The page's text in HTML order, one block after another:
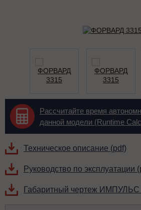
Рассчитайте время
данной модели (Runtime
Техническое описание (pdf)
Руководство по эксплуатации
Габаритный чертеж